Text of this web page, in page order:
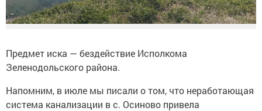
Предмет иска — бездействие Исполкома
Зеленодольского района.
Напомним, в июле мы писали о том, что неработающая
система канализации в с. Осиново привела